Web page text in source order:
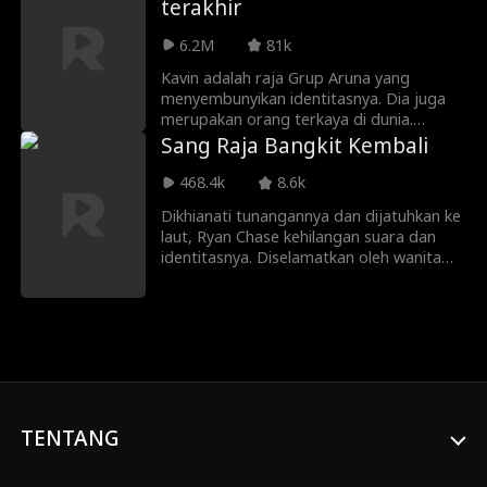
bersama.
menganggap dia hanyalah badut.
membuat wanita itu menyesal?
terakhir
6.2M
81k
Kavin adalah raja Grup Aruna yang
menyembunyikan identitasnya. Dia juga
merupakan orang terkaya di dunia.
Namun, ketika dia kembali dari medan
pertempuran, kekasih masa kecilnya
dengan kejam mencampakkannya,
Bagaimana sang penguasa dunia ini akan
membuat gadis itu menyesal?
Sang Raja Bangkit Kembali
468.4k
8.6k
Dikhianati tunangannya dan dijatuhkan ke
laut, Ryan Chase kehilangan suara dan
identitasnya. Diselamatkan oleh wanita
TENTANG